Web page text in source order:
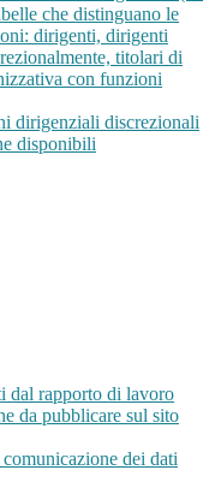
che distinguano le
dirigenti, dirigenti
titolari di
con funzioni
dirigenziali discrezionali
disponibili
dal rapporto di lavoro
da pubblicare sul sito
dei dati